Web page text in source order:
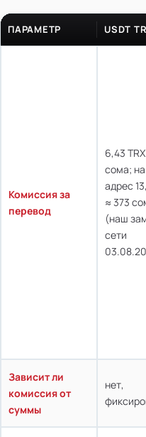
ПАРАМЕТР USDT
Комиссия за
перевод
6,43
сома;
адрес
≈ 373
(наш
сети
Зависит ли
комиссия от
суммы
нет,